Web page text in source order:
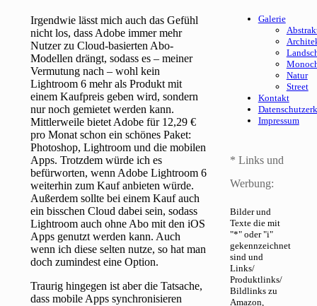
Irgendwie lässt mich auch das Gefühl
nicht los, dass Adobe immer mehr
Nutzer zu Cloud-basierten Abo-
Modellen drängt, sodass es – meiner
Vermutung nach – wohl kein
Lightroom 6 mehr als Produkt mit
einem Kaufpreis geben wird, sondern
nur noch gemietet werden kann.
Mittlerweile bietet Adobe für 12,29 €
pro Monat schon ein schönes Paket:
Photoshop, Lightroom und die mobilen
Apps. Trotzdem würde ich es
befürworten, wenn Adobe Lightroom 6
weiterhin zum Kauf anbieten würde.
Außerdem sollte bei einem Kauf auch
ein bisschen Cloud dabei sein, sodass
Lightroom auch ohne Abo mit den iOS
Apps genutzt werden kann. Auch
wenn ich diese selten nutze, so hat man
doch zumindest eine Option.
Traurig hingegen ist aber die Tatsache,
dass mobile Apps synchronisieren
Galerie
Natur
Street
Kontakt
Impressum
* Links und
Werbung:
Bilder und
Texte die mit
"*" oder "i"
gekennzeichnet
sind und
Links/
Produktlinks/
Bildlinks zu
Amazon,